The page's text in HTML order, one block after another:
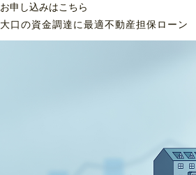
お申し込みはこちら
大口の資金調達に最適不動産担保ローン